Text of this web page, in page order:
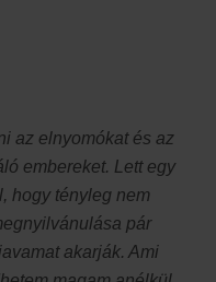
az elnyomókat és az
embereket. Lett egy
hogy tényleg nem
pár
akarják. Ami